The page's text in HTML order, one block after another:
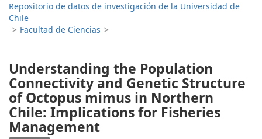
Repositorio de datos de investigación de la Universidad de
Chile
> Facultad de Ciencias >
Understanding the Population
Connectivity and Genetic Structure
of Octopus mimus in Northern
Chile: Implications for Fisheries
Management